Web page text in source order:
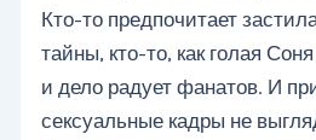
Кто-то предпочитает
тайны, кто-то, как голая
и дело радует фанатов. И
сексуальные кадры не